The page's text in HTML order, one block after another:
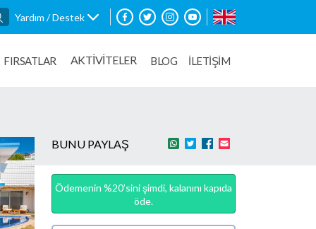
Yardım / Destek
FIRSATLAR AKTİVİTELER BLOG İLETİŞİM
BUNU PAYLAŞ
Ödemenin %20’sini şimdi, kalanını kapıda
öde.